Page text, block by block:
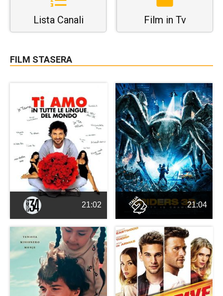
Lista Canali Film in Tv
FILM STASERA
21:02 21:04